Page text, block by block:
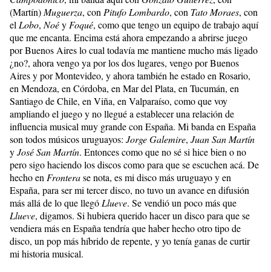
(Martín)Muguerza, conPitufo Lombardo, con Tato Moraes, con
elLobo,NoéyFoqué, como que tengo un equipo de trabajo aquí
que me encanta. Encima está ahora empezando a abrirse juego
por Buenos Aires lo cual todavía me mantiene mucho más ligado
¿no?, ahora vengo ya por los dos lugares, vengo por Buenos
Aires y por Montevideo, y ahora también he estado en Rosario,
en Mendoza, en Córdoba, en Mar del Plata, en Tucumán, en
Santiago de Chile, en Viña, en Valparaíso, como que voy
ampliando el juego y no llegué a establecer una relación de
influencia musical muy grande con España. Mi banda en España
son todos músicos uruguayos: Jorge Galemire, Juan San Martín
yJosé San Martín. Entonces como que no sé si hice bien o no
pero sigo haciendo los discos como para que se escuchen acá. De
hecho enFronterase nota, es mi disco más uruguayo y en
España, para ser mi tercer disco, no tuvo un avance en difusión
más allá de lo que llegóLlueve. Se vendió un poco más que
Llueve, digamos. Si hubiera querido hacer un disco para que se
vendiera más en España tendría que haber hecho otro tipo de
disco, un pop más híbrido de repente, y yo tenía ganas de curtir
mi historia musical.